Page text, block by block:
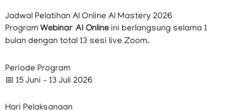
Jadwal Pelatihan AI Online AI Mastery 2026
Program Webinar AI Online ini berlangsung selama 1
bulan dengan total 13 sesi live Zoom.
Periode Program
📅 15 Juni – 13 Juli 2026
Hari Pelaksanaan